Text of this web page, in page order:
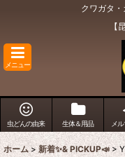
クワガタ
【
メニュー
虫どんの由来 生体＆用品 メ
ホーム > 新着✨& PICKUP📣 >